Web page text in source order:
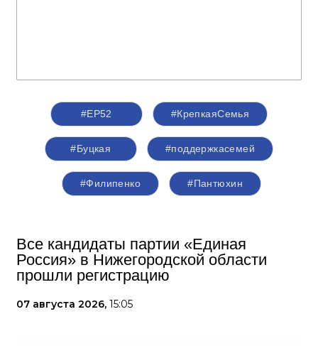
#ЕР52 #КрепкаяСемья
#Буцкая #поддержкасемей
#Филипенко #Пантюхин
Все кандидаты партии «Единая
Россия» в Нижегородской области
прошли регистрацию
07 августа 2026, 15:05